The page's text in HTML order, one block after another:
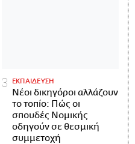
ΕΚΠΑΙΔΕΥΣΗ
Νέοι δικηγόροι αλλάζουν
το τοπίο: Πώς οι
σπουδές Νομικής
οδηγούν σε θεσμική
συμμετοχή